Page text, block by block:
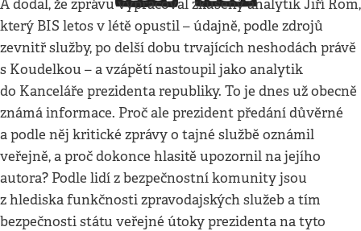
A dodal, že zprávu vypracoval zkušený analytik Jiří Rom,
který BIS letos v létě opustil – údajně, podle zdrojů
zevnitř služby, po delší dobu trvajících neshodách právě
s Koudelkou – a vzápětí nastoupil jako analytik
do Kanceláře prezidenta republiky. To je dnes už obecně
známá informace. Proč ale prezident předání důvěrné
a podle něj kritické zprávy o tajné službě oznámil
veřejně, a proč dokonce hlasitě upozornil na jejího
autora? Podle lidí z bezpečnostní komunity jsou
z hlediska funkčnosti zpravodajských služeb a tím
bezpečnosti státu veřejné útoky prezidenta na tyto